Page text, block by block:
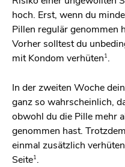
hoch. Erst, wenn du
Pillen regulär genommen
Vorher solltest du
mit Kondom verhüten1 .
In der zweiten Woche
ganz so wahrscheinlich,
obwohl du die Pille mehr
genommen hast.
einmal zusätzlich
Seite1 .